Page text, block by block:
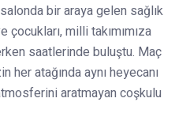
bir araya gelen sağlık
çocukları, milli takımımıza
saatlerinde buluştu. Maç
her atağında aynı heyecanı
aratmayan coşkulu